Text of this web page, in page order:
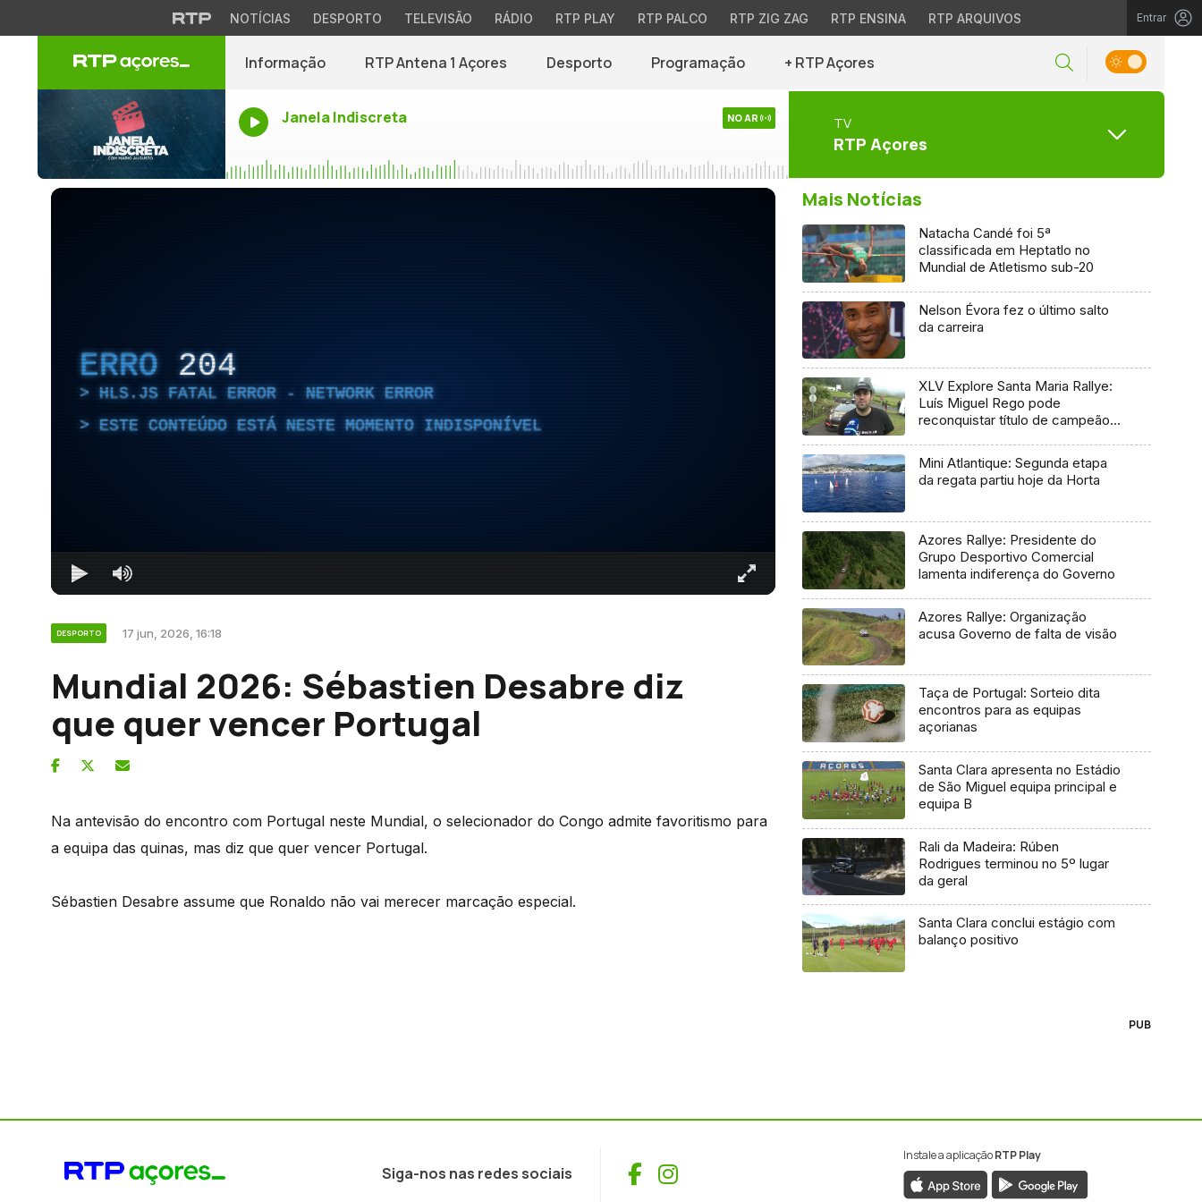
NOTÍCIAS DESPORTO TELEVISÃO RÁDIO RTP PLAY RTP PALCO RTP ZIG ZAG RTP ENSINA RTP ARQUIVOS Entrar
Informação RTP Antena 1 Açores Desporto Programação + RTP Açores
Janela Indiscreta NO AR TV
RTP Açores
ERRO 204
HLS.JS FATAL ERROR - NETWORK ERROR
ESTE CONTEÚDO ESTÁ NESTE MOMENTO INDISPONÍVEL
DESPORTO 17 jun, 2026, 16:18
Mundial 2026: Sébastien Desabre diz
que quer vencer Portugal
Na antevisão do encontro com Portugal neste Mundial, o selecionador do Congo admite favoritismo para
a equipa das quinas, mas diz que quer vencer Portugal.
Sébastien Desabre assume que Ronaldo não vai merecer marcação especial.
Mais Notícias
Natacha Candé foi 5ª
classificada em Heptatlo no
Mundial de Atletismo sub-20
Nelson Évora fez o último salto
da carreira
XLV Explore Santa Maria Rallye:
Luís Miguel Rego pode
reconquistar título de campeão
Mini Atlantique: Segunda etapa
da regata partiu hoje da Horta
Azores Rallye: Presidente do
Grupo Desportivo Comercial
lamenta indiferença do Governo
Azores Rallye: Organização
acusa Governo de falta de visão
Taça de Portugal: Sorteio dita
encontros para as equipas
açorianas
Santa Clara apresenta no Estádio
de São Miguel equipa principal e
equipa B
Rali da Madeira: Rúben
Rodrigues terminou no 5º lugar
da geral
Santa Clara conclui estágio com
balanço positivo
PUB
Siga-nos nas redes sociais Facebook
Instagram
Instale a aplicaçãoRTP Play